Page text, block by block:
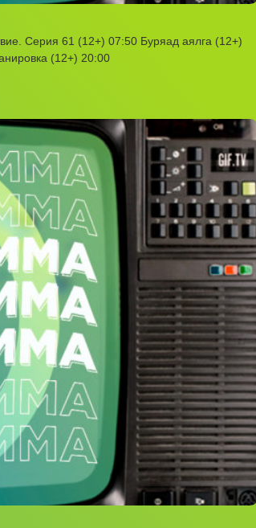
Серия 61 (12+) 07:50 Буряад аялга (12+)
(12+) 20:00